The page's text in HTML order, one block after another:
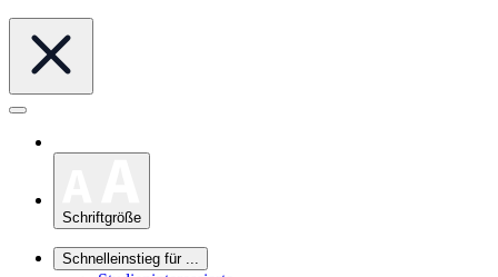
Schriftgröße
Schnelleinstieg für ...